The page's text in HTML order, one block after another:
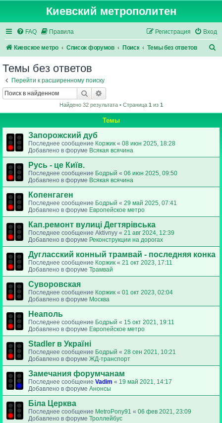
Киевский метрополитен
FAQ Правила Вход
Регистрация
Киевское метро Список форумов Поиск Темы без ответов
Темы без ответов
Перейти к расширенному поиску
Поиск
Найдено 32 результата • Страница 1из 1
Темы
Запорожский дуб
Последнее сообщение Коржик « 08 июн 2025, 18:28
Добавлено в форуме Всякая всячина
Русь - це Київ.
Последнее сообщение Бодрый « 06 июн 2025, 09:50
Добавлено в форуме Всякая всячина
Копенгаген
Последнее сообщение Бодрый « 29 май 2025, 07:41
Добавлено в форуме Европейское метро
Кап.ремонт вулиці Дегтярівська
Последнее сообщение Aktivnyy « 21 авг 2024, 12:39
Добавлено в форуме Реконструкции на дорогах
Дугласский конный трамвай - последняя конка
Последнее сообщение Коржик « 21 окт 2023, 17:11
Добавлено в форуме Трамвай
Суворовская
Последнее сообщение Коржик « 01 окт 2023, 02:04
Добавлено в форуме Москва
Неаполь
Последнее сообщение Бодрый « 15 окт 2021, 19:11
Добавлено в форуме Европейское метро
Stadler в Україні
Последнее сообщение Бодрый « 28 сен 2021, 10:21
Добавлено в форуме ЖД-транспорт
Замечания форумчанам
Последнее сообщение Vadim « 19 май 2021, 14:17
Добавлено в форуме Анонсы
Біла Церква
Последнее сообщение MetroPony91 « 06 фев 2021, 23:09
Добавлено в форуме Троллейбус